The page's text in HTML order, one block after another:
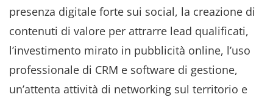
presenza digitale forte sui social, la creazione di
contenuti di valore per attrarre lead qualificati,
l’investimento mirato in pubblicità online, l’uso
professionale di CRM e software di gestione,
un’attenta attività di networking sul territorio e